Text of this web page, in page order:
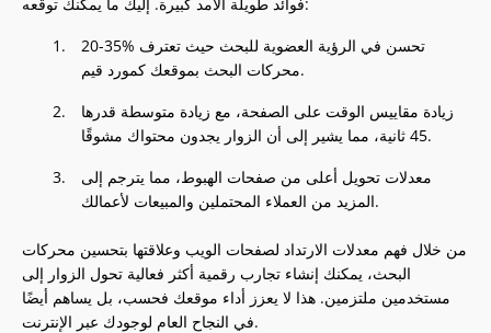
20-35% تحسن في الرؤية العضوية للبحث حيث تعترف
محركات البحث بموقعك كمورد قيم.
زيادة مقاييس الوقت على الصفحة، مع زيادة متوسطة قدرها
45 ثانية، مما يشير إلى أن الزوار يجدون محتواك مشوقًا.
معدلات تحويل أعلى من صفحات الهبوط، مما يترجم إلى
المزيد من العملاء المحتملين والمبيعات لأعمالك.
من خلال فهم معدلات الارتداد لصفحات الويب وعلاقتها بتحسين محركات
البحث، يمكنك إنشاء تجارب رقمية أكثر فعالية تحول الزوار إلى
مستخدمين ملتزمين. هذا لا يعزز أداء موقعك فحسب، بل يساهم أيضًا
في النجاح العام لوجودك عبر الإنترنت.